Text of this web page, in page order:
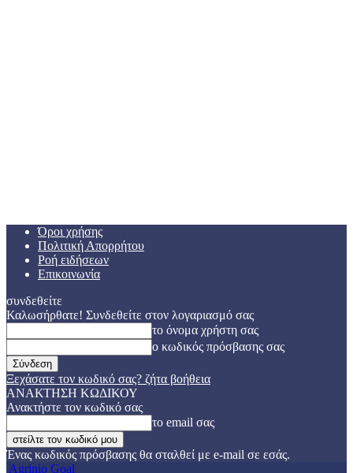
Όροι χρήσης
Πολιτική Απορρήτου
Ροή ειδήσεων
Επικοινωνία
συνδεθείτε
Καλωσήρθατε! Συνδεθείτε στον λογαριασμό σας
το όνομα χρήστη σας
ο κωδικός πρόσβασης σας
Ξεχάσατε τον κωδικό σας? ζήτα βοήθεια
ΑΝΑΚΤΗΣΗ ΚΩΔΙΚΟΥ
Ανακτήστε τον κωδικό σας
το email σας
Ένας κωδικός πρόσβασης θα σταλθεί με e-mail σε εσάς.
Agrinio Goal